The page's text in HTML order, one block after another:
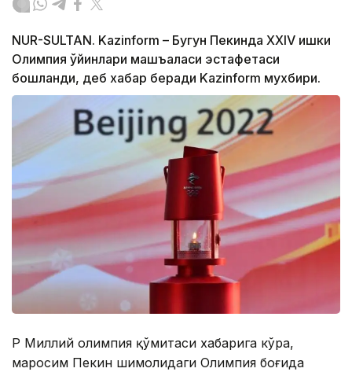
NUR-SULTAN. Kazinform – Бугун Пекинда XXIV қишки
Олимпия ўйинлари машъаласи эстафетаси
бошланди, деб хабар беради Kazinform мухбири.
ҚР Миллий олимпия қўмитаси хабарига кўра,
маросим Пекин шимолидаги Олимпия боғида